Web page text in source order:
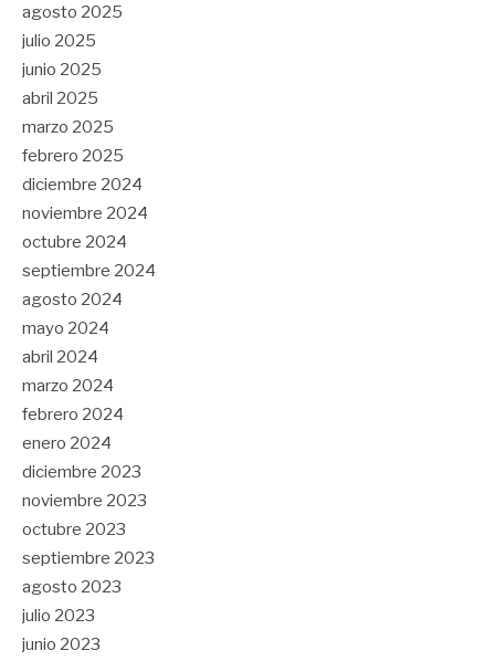
agosto 2025
julio 2025
junio 2025
abril 2025
marzo 2025
febrero 2025
diciembre 2024
noviembre 2024
octubre 2024
septiembre 2024
agosto 2024
mayo 2024
abril 2024
marzo 2024
febrero 2024
enero 2024
diciembre 2023
noviembre 2023
octubre 2023
septiembre 2023
agosto 2023
julio 2023
junio 2023